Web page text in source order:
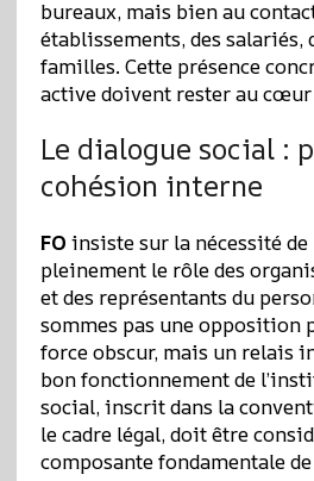
bureaux, mais bien au
établissements, des salariés,
familles. Cette présence
active doivent rester au cœur
Le dialogue social :
cohésion interne
FO insiste sur la nécessité
pleinement le rôle des
et des représentants du
sommes pas une opposition
force obscur, mais un relais
bon fonctionnement de
social, inscrit dans la
le cadre légal, doit être
composante fondamentale